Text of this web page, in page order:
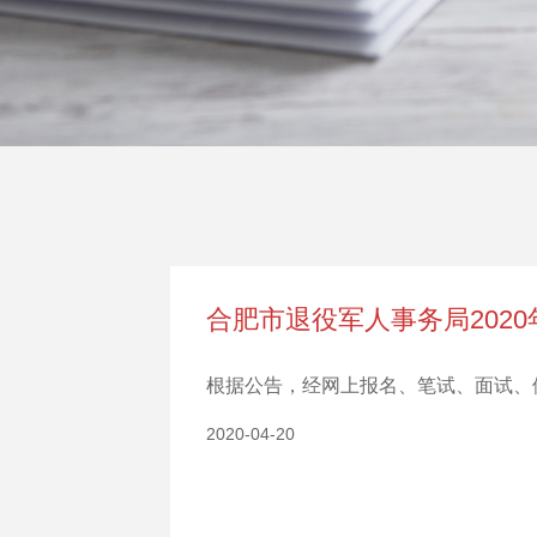
合肥市退役军人事务局
根据公告，经网上报名、笔试、面试
2020-04-20